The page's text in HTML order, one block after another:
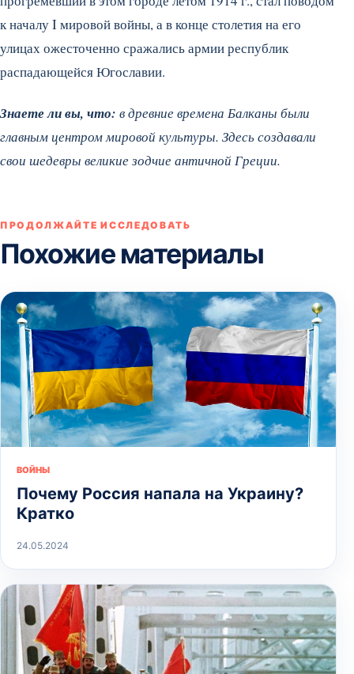
к началу I мировой войны, а в конце столетия на его
улицах ожесточенно сражались армии республик
распадающейся Югославии.
Знаете ли вы, что: в древние времена Балканы были
главным центром мировой культуры. Здесь создавали
свои шедевры великие зодчие античной Греции.
ПРОДОЛЖАЙТЕ ИССЛЕДОВАТЬ
Похожие материалы
ВОЙНЫ
Почему Россия напала на Украину?
Кратко
24.05.2024